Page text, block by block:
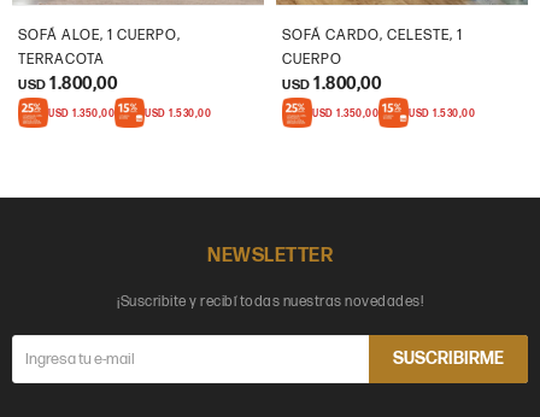
SOFÁ ALOE, 1 CUERPO,
TERRACOTA
USD 1.800,00
USD 1.350,00 USD 1.530,00
SOFÁ CARDO, CELESTE, 1
CUERPO
USD 1.800,00
USD 1.350,00 USD 1.530,00
NEWSLETTER
¡Suscribite y recibí todas nuestras novedades!
SUSCRIBIRME